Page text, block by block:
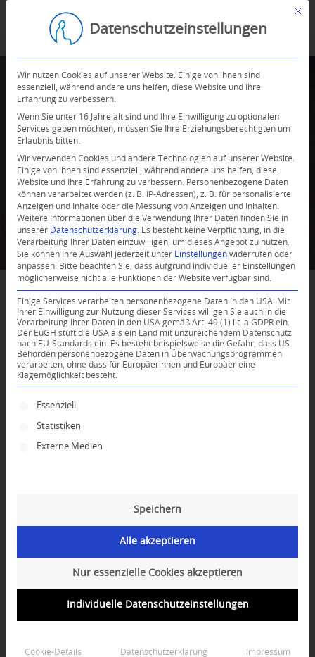
FitogramPro
Für die Anmeldung zu unseren Kursen und
Veranstaltungen verwenden wir ab jetzt ein
neues Buchungssystem (FitogramPro).
Als Veranstalter müssen wir von jedem
um eine eventuelle Rückverfolgung zu
mit Google-Formularen erfüllt. Hierzu musste
eine Veranstaltung seine Kontaktdaten
Mit
Datenschutzeinstellungen
Wir nutzen Cookies auf unserer Website. Einige von ihnen sind
essenziell, während andere uns helfen, diese Website und Ihre
Erfahrung zu verbessern.
Wenn Sie unter 16 Jahre alt sind und Ihre Einwilligung zu optionalen
Services geben möchten, müssen Sie Ihre Erziehungsberechtigten um
Erlaubnis bitten.
Wir verwenden Cookies und andere Technologien auf unserer Website.
Einige von ihnen sind essenziell, während andere uns helfen, diese
Website und Ihre Erfahrung zu verbessern.
Personenbezogene Daten
können verarbeitet werden (z. B. IP-Adressen), z. B. für personalisierte
Anzeigen und Inhalte oder die Messung von Anzeigen und Inhalten.
Weitere Informationen über die Verwendung Ihrer Daten finden Sie in
unserer Datenschutzerklärung
Es besteht keine Verpflichtung, in die
Verarbeitung Ihrer Daten einzuwilligen, um dieses Angebot zu nutzen.
Sie können Ihre Auswahl jederzeit unter Einstellungen widerrufen oder
anpassen.
Bitte beachten Sie, dass aufgrund individueller Einstellungen
möglicherweise nicht alle Funktionen der Website verfügbar sind.
Einige Services verarbeiten personenbezogene Daten in den USA. Mit
Ihrer Einwilligung zur Nutzung dieser Services willigen Sie auch in die
Verarbeitung Ihrer Daten in den USA gemäß Art. 49 (1) lit. a GDPR ein.
Der EuGH stuft die USA als ein Land mit unzureichendem Datenschutz
nach EU-Standards ein. Es besteht beispielsweise die Gefahr, dass US-
Behörden personenbezogene Daten in Überwachungsprogrammen
verarbeiten, ohne dass für Europäerinnen und Europäer eine
Klagemöglichkeit besteht.
Es folgt eine Liste der Service-Gruppen, für die
Essenziell
Statistiken
Externe Medien
Speichern
Alle akzeptieren
Nur essenzielle Cookies akzeptieren
Individuelle Datenschutzeinstellungen
Cookie-Details Datenschutzerklärung Impressum